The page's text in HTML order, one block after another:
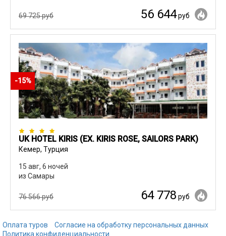
69 725 руб 56 644руб
-15%
UK HOTEL KIRIS (EX. KIRIS ROSE, SAILORS PARK)
Кемер, Турция
15 авг, 6 ночей
из Самары
76 566 руб 64 778 руб
Оплата туров
Согласие на обработку персональных данных
Политика конфиденциальности